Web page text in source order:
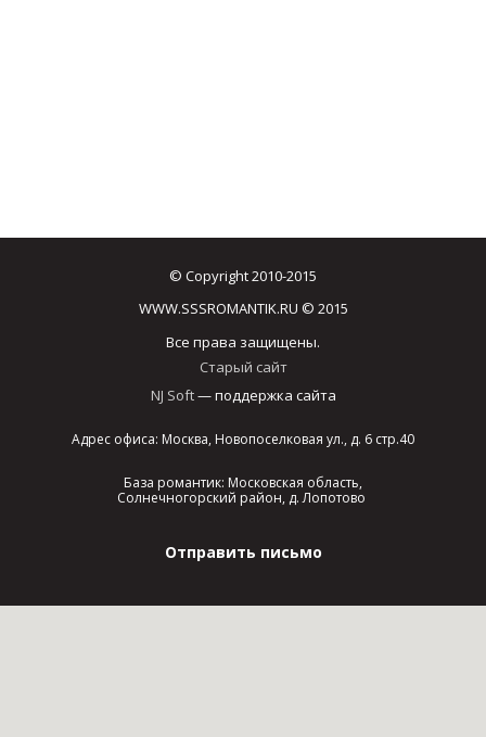
© Copyright 2010-2015
WWW.SSSROMANTIK.RU © 2015
Все права защищены.
Старый сайт
NJ Soft— поддержка сайта
Адрес офиса: Москва, Новопоселковая ул., д. 6 стр.40
База романтик: Московская область,
Солнечногорский район, д. Лопотово
Отправить письмо